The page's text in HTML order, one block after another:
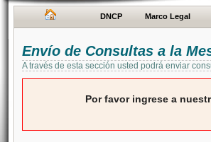
DNCP Marco Legal
Envío de Consultas a la
A través de esta sección usted podrá enviar
Por favor ingrese a